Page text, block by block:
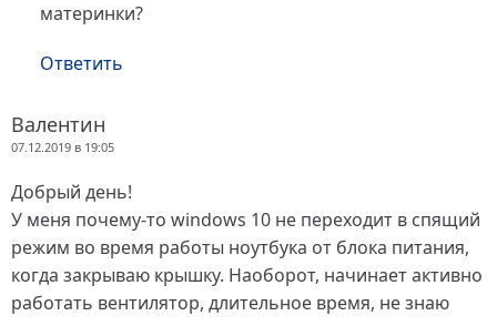
материнки?
Ответить
Валентин
07.12.2019 в 19:05
Добрый день!
У меня почему-то windows 10 не переходит в спящий
режим во время работы ноутбука от блока питания,
когда закрываю крышку. Наоборот, начинает активно
работать вентилятор, длительное время, не знаю